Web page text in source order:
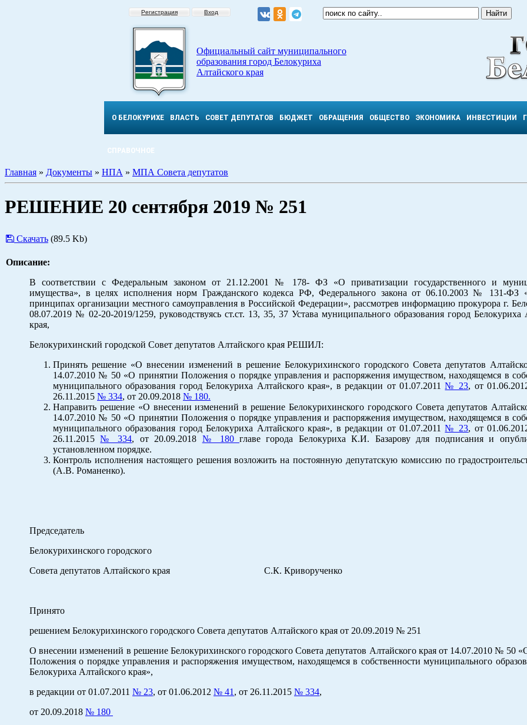
Регистрация Вход
Официальный сайт муниципального
образования город Белокуриха
Алтайского края
О БЕЛОКУРИХЕ ВЛАСТЬ СОВЕТ ДЕПУТАТОВ БЮДЖЕТ ОБРАЩЕНИЯ ОБЩЕСТВО ЭКОНОМИКА ИНВЕСТИЦИИ
СПРАВОЧНОЕ
Главная » Документы » НПА » МПА Совета депутатов
РЕШЕНИЕ 20 сентября 2019 № 251
Скачать (89.5 Kb)
Описание:
В соответствии с Федеральным законом от 21.12.2001 № 178- ФЗ «О приватизации государственного и
имущества», в целях исполнения норм Гражданского кодекса РФ, Федерального закона от 06.10.2003 № 131-ФЗ
принципах организации местного самоуправления в Российской Федерации», рассмотрев информацию прокурора г.
08.07.2019 № 02-20-2019/1259, руководствуясь ст.ст. 13, 35, 37 Устава муниципального образования город Белокуриха
края,
Белокурихинский городской Совет депутатов Алтайского края РЕШИЛ:
Принять решение «О внесении изменений в решение Белокурихинского городского Совета депутатов
14.07.2010 № 50 «О принятии Положения о порядке управления и распоряжения имуществом, находящемся в
муниципального образования город Белокуриха Алтайского края», в редакции от 01.07.2011№ 23, от
26.11.2015 № 334, от 20.09.2018 № 180.
Направить решение «О внесении изменений в решение Белокурихинского городского Совета депутатов
14.07.2010 № 50 «О принятии Положения о порядке управления и распоряжения имуществом, находящемся в
муниципального образования город Белокуриха Алтайского края», в редакции от 01.07.2011№ 23, от
26.11.2015№ 334, от 20.09.2018 № 180главе города Белокуриха К.И. Базарову для подписания и
установленном порядке.
Контроль исполнения настоящего решения возложить на постоянную депутатскую комиссию по
(А.В. Романенко).
Председатель
Белокурихинского городского
Совета депутатов Алтайского края С.К. Криворученко
Принято
решением Белокурихинского городского Совета депутатов Алтайского края от 20.09.2019 № 251
О внесении изменений в решение Белокурихинского городского Совета депутатов Алтайского края от 14.07.2010 № 50
Положения о порядке управления и распоряжения имуществом, находящемся в собственности муниципального
Белокуриха Алтайского края»,
в редакции от 01.07.2011 № 23, от 01.06.2012 № 41 , от 26.11.2015 № 334,
от 20.09.2018 № 180